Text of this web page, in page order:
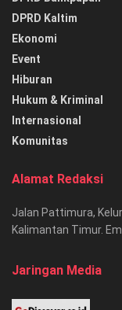
DPRD Kaltim
Ekonomi
Event
Hiburan
Hukum & Kriminal
Internasional
Komunitas
Alamat Redaksi
Jalan Pattimura,
Kalimantan Timur.
Jaringan Media